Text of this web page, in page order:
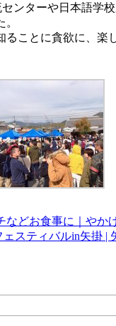
ンターや日本語学
ことに貪欲に、楽
どお食事に｜やか
ェスティバルin矢掛